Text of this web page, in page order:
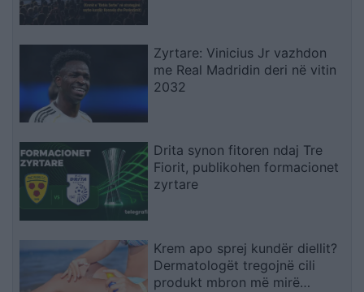
Zyrtare: Vinicius Jr vazhdon
me Real Madridin deri në vitin
2032
Drita synon fitoren ndaj Tre
Fiorit, publikohen formacionet
zyrtare
Krem apo sprej kundër diellit?
Dermatologët tregojnë cili
produkt mbron më mirë